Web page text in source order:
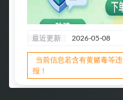
最近更新 2026-05-08
当前信息若含有黄赌毒等
报！